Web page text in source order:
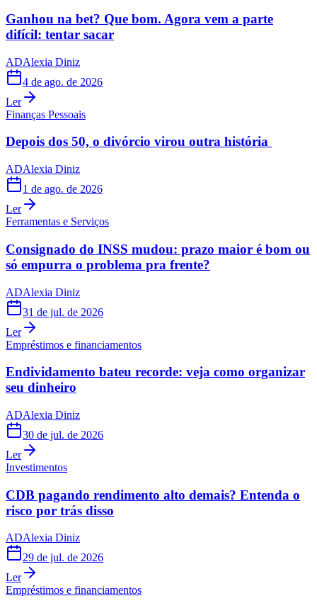
Ganhou na bet? Que bom. Agora vem a parte
difícil: tentar sacar
ADAlexia Diniz
4 de ago. de 2026
Ler
Finanças Pessoais
Depois dos 50, o divórcio virou outra história
ADAlexia Diniz
1 de ago. de 2026
Ler
Ferramentas e Serviços
Consignado do INSS mudou: prazo maior é bom ou
só empurra o problema pra frente?
ADAlexia Diniz
31 de jul. de 2026
Ler
Empréstimos e financiamentos
Endividamento bateu recorde: veja como organizar
seu dinheiro
ADAlexia Diniz
30 de jul. de 2026
Ler
Investimentos
CDB pagando rendimento alto demais? Entenda o
risco por trás disso
ADAlexia Diniz
29 de jul. de 2026
Ler
Empréstimos e financiamentos